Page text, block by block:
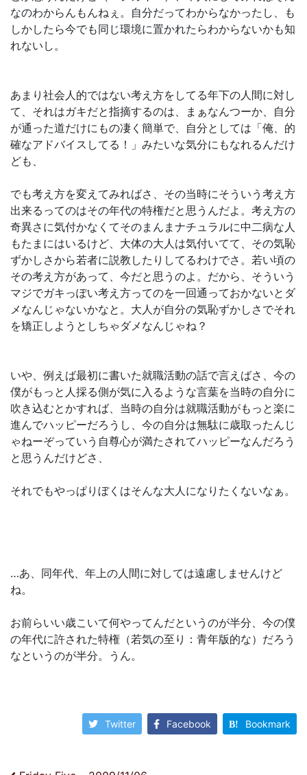
なのわからんもんねぇ。自分だってわからなかったし、も
しかしたら今でも同じ環境に置かれたらわからないかも知
れないし。
あまり社会人的ではない考え方をしてる年下の人間に対し
て、それはガキだと指摘するのは、まぁなんつーか、自分
が通った道だけにもの凄く簡単で、自分としては「俺、的
確なアドバイスしてる！」みたいな気分にもなれるんだけ
ども、
でも考え方を変えてみればさ、その当時にそういう考え方
出来るってのはその年代の特権だと思うんだよ。考え方の
奇異さに気付かなくてそのまんまナチュラルに中二病な人
もたまにはいるけど、大体の大人は気付いてて、その気恥
ずかしさから若者に説教したりしてるわけでさ。若い頃の
その考え方があって、今だと思うのよ。だから、そういう
マジでガキっぽい考え方ってのを一回通っておかないとダ
メなんじゃないかなと。大人が自分の気恥ずかしさでそれ
を矯正しようとしちゃダメなんじゃね？
いや、例えば最初に書いた就職活動の話で言えばさ、今の
僕がもっと人採る側が気に入るような言葉を当時の自分に
吹き込むとかすれば、当時の自分は就職活動がもっと楽に
進んでハッピーだろうし、今の自分は無駄に歳取ったんじ
ゃねーぞっていう自尊心が満たされてハッピーなんだろう
と思うんだけどさ、
それでもやっぱりぼくはそんな大人になりたくないなぁ。
…あ、同年代、年上の人間に対しては遠慮しませんけど
ね。
お前らいい歳こいて何やってんだというのが半分、今の僕
の年代に許された特権（若気の至り：青年版的な）だろう
なというのが半分。うん。
Twitter Facebook Bookmark